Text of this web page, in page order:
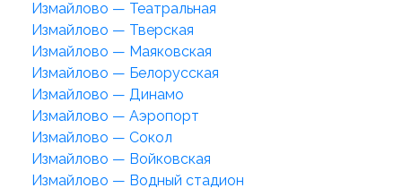
Измайлово — Театральная
Измайлово — Тверская
Измайлово — Маяковская
Измайлово — Белорусская
Измайлово — Динамо
Измайлово — Аэропорт
Измайлово — Сокол
Измайлово — Войковская
Измайлово — Водный стадион